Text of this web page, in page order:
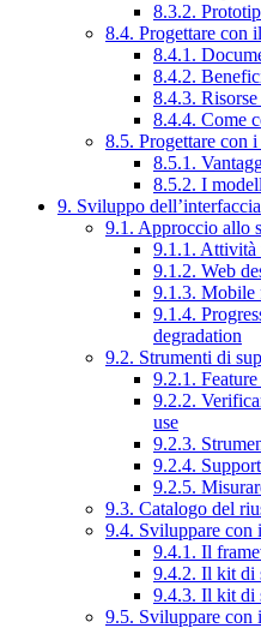
8.3.2.
8.4. Progettare con
8.4.1.
8.4.2.
8.4.3.
8.4.4. Come
8.5. Progettare con
8.5.1.
8.5.2. I
9. Sviluppo dell’interfaccia
9.1. Approccio allo
9.1.1. Attività
9.1.2. Web
9.1.3. Mobile
9.1.4.
degradation
9.2. Strumenti di
9.2.1.
9.2.2.
use
9.2.3.
9.2.4.
9.2.5.
9.3. Catalogo del
9.4. Sviluppare con
9.4.1. Il
9.4.2. Il kit di
9.4.3. Il kit di
9.5. Sviluppare con